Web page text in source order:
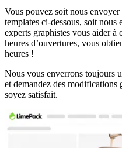
Disponibles en plusieurs tailles
personnalisées permettent une
jusqu’à 2 couleurs Pantone.
audacieux ou une élégance
pour que votre marque reste
Serviettes
Nos serviettes personnalisées
présentation de table, elles
Vous pouvez soit nous
templates ci-dessous, soit
experts graphistes vous aider
heures d’ouvertures, vous
heures !
Nous vous enverrons toujours
et demandez des modifications
soyez satisfait.